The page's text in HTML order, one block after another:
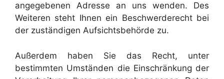
angegebenen Adresse an uns wenden. Des
Weiteren steht Ihnen ein Beschwerderecht bei
der zuständigen Aufsichtsbehörde zu.
Außerdem haben Sie das Recht, unter
bestimmten Umständen die Einschränkung der